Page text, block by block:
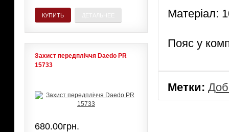
КУПИТЬ
Захист передпліччя Daedo PR
15733
680.00грн.
Матеріал:
Пояс у
Метки: